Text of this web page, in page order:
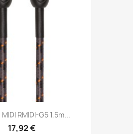
MIDI RMIDI-G5 1,5m...
17,92 €